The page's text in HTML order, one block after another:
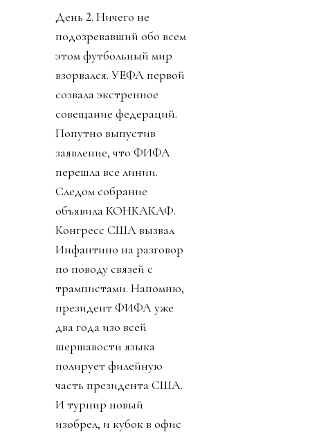
День 2. Ничего не
подозревавший обо всем
этом футбольный мир
взорвался. УЕФА первой
созвала экстренное
совещание федераций.
Попутно выпустив
заявление, что ФИФА
перешла все линии.
Следом собрание
объявила КОНКАКАФ.
Конгресс США вызвал
Инфантино на разговор
по поводу связей с
трампистами. Напомню,
президент ФИФА уже
два года изо всей
шершавости языка
полирует филейную
часть президента США.
И турнир новый
изобрел, и кубок в офис